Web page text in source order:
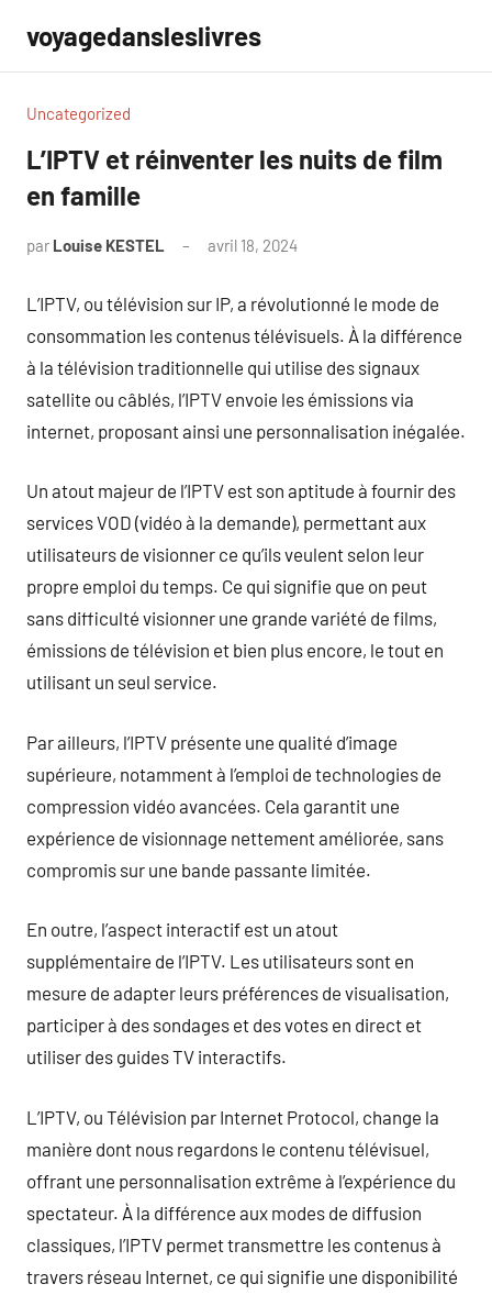
contenu
voyagedansleslivres
Uncategorized
L’IPTV et réinventer les nuits de film
en famille
par Louise KESTEL avril 18, 2024
L’IPTV, ou télévision sur IP, a révolutionné le mode de
consommation les contenus télévisuels. À la différence
à la télévision traditionnelle qui utilise des signaux
satellite ou câblés, l’IPTV envoie les émissions via
internet, proposant ainsi une personnalisation inégalée.
Un atout majeur de l’IPTV est son aptitude à fournir des
services VOD (vidéo à la demande), permettant aux
utilisateurs de visionner ce qu’ils veulent selon leur
propre emploi du temps. Ce qui signifie que on peut
sans difficulté visionner une grande variété de films,
émissions de télévision et bien plus encore, le tout en
utilisant un seul service.
Par ailleurs, l’IPTV présente une qualité d’image
supérieure, notamment à l’emploi de technologies de
compression vidéo avancées. Cela garantit une
expérience de visionnage nettement améliorée, sans
compromis sur une bande passante limitée.
En outre, l’aspect interactif est un atout
supplémentaire de l’IPTV. Les utilisateurs sont en
mesure de adapter leurs préférences de visualisation,
participer à des sondages et des votes en direct et
utiliser des guides TV interactifs.
L’IPTV, ou Télévision par Internet Protocol, change la
manière dont nous regardons le contenu télévisuel,
offrant une personnalisation extrême à l’expérience du
spectateur. À la différence aux modes de diffusion
classiques, l’IPTV permet transmettre les contenus à
travers réseau Internet, ce qui signifie une disponibilité